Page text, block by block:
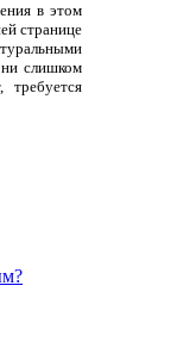
в этом
странице
слишком